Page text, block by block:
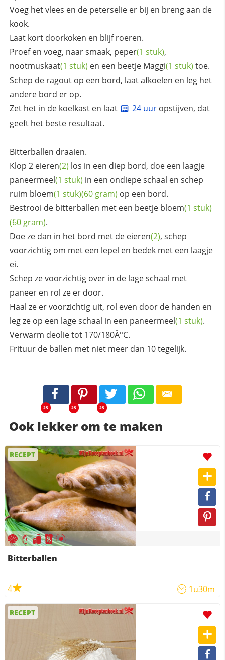
Voeg het vlees en de peterselie er bij en breng aan de
kook.
Laat kort doorkoken en blijf roeren.
Proef en voeg, naar smaak, peper(1 stuk),
nootmuskaat(1 stuk) en een beetje Maggi(1 stuk) toe.
Schep de ragout op een bord, laat afkoelen en leg het
andere bord er op.
Zet het in de koelkast en laat
24 uuropstijven, dat
geeft het beste resultaat.
Bitterballen draaien.
Klop 2 eieren(2) los in een diep bord, doe een laagje
paneermeel(1 stuk) in een ondiepe schaal en schep
ruim bloem(1 stuk)(60 gram) op een bord.
Bestrooi de bitterballen met een beetje bloem(1 stuk)
(60 gram).
Doe ze dan in het bord met de eieren(2), schep
voorzichtig om met een lepel en bedek met een laagje
ei.
Schep ze voorzichtig over in de lage schaal met
paneer en rol ze er door.
Haal ze er voorzichtig uit, rol even door de handen en
leg ze op een lage schaal in een paneermeel(1 stuk).
Verwarm deolie tot 170/180Â°C.
Frituur de ballen met niet meer dan 10 tegelijk.
25 25 25
Ook lekker om te maken
RECEPT
Bitterballen
4 1u30m
RECEPT